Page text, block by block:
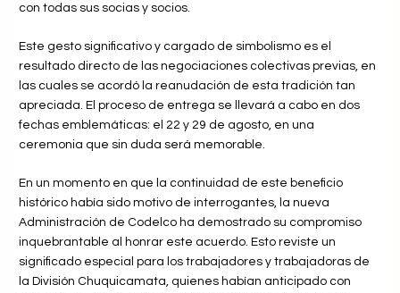
con todas sus socias y socios.
Este gesto significativo y cargado de simbolismo es el
resultado directo de las negociaciones colectivas previas, en
las cuales se acordó la reanudación de esta tradición tan
apreciada. El proceso de entrega se llevará a cabo en dos
fechas emblemáticas: el 22 y 29 de agosto, en una
ceremonia que sin duda será memorable.
En un momento en que la continuidad de este beneficio
histórico había sido motivo de interrogantes, la nueva
Administración de Codelco ha demostrado su compromiso
inquebrantable al honrar este acuerdo. Esto reviste un
significado especial para los trabajadores y trabajadoras de
la División Chuquicamata, quienes habían anticipado con